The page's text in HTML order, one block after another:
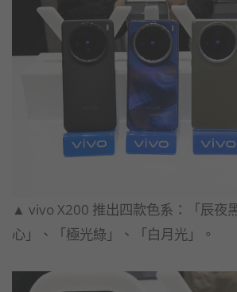
▲ vivo X200 推出四款色系：「辰夜
心」、「極光綠」、「白月光」。